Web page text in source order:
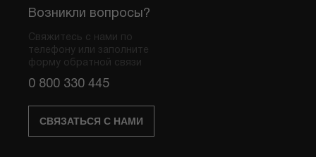
Возникли вопросы?
Свяжитесь с нами по
телефону или заполните
форму обратной связи
0 800 330 445
СВЯЗАТЬСЯ С НАМИ